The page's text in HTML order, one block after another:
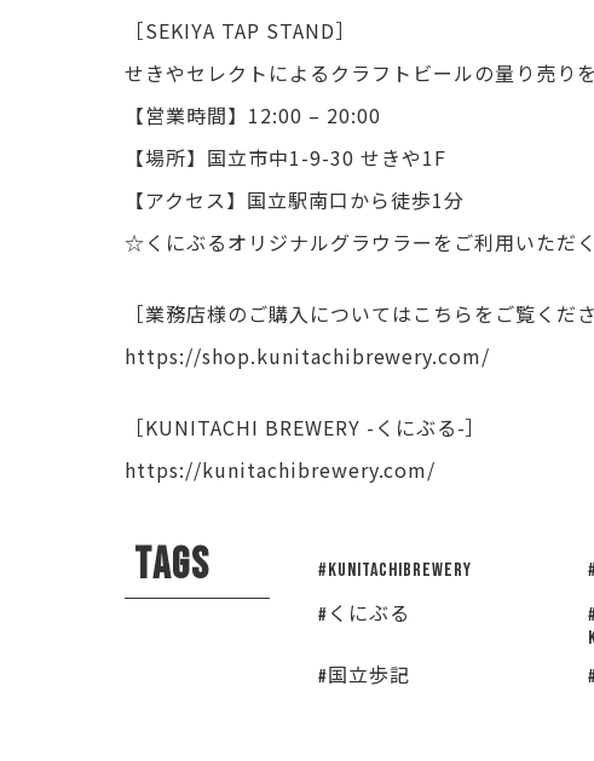
［SEKIYA TAP STAND］
せきやセレクトによるクラフトビールの量り売りを
【営業時間】12:00 – 20:00
【場所】国立市中1-9-30 せきや1F
【アクセス】国立駅南口から徒歩1分
☆くにぶるオリジナルグラウラーをご利用いただ
［業務店様のご購入についてはこちらをご覧くださ
https://shop.kunitachibrewery.com/
［KUNITACHI BREWERY -くにぶる-］
https://kunitachibrewery.com/
TAGS #KUNITACHIBREWERY
#くにぶる
#国立歩記